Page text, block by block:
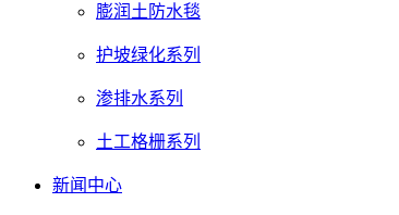
膨润土防水毯
护坡绿化系列
渗排水系列
土工格栅系列
新闻中心